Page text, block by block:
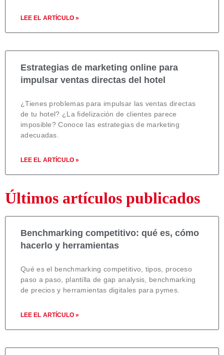
LEE EL ARTÍCULO »
Estrategias de marketing online para
impulsar ventas directas del hotel
¿Tienes problemas para impulsar las ventas directas
de tu hotel? ¿La fidelización de clientes parece
imposible? Conoce las estrategias de marketing
adecuadas.
LEE EL ARTÍCULO »
Últimos artículos publicados
Benchmarking competitivo: qué es, cómo
hacerlo y herramientas
Qué es el benchmarking competitivo, tipos, proceso
paso a paso, plantilla de gap analysis, benchmarking
de precios y herramientas digitales para pymes.
LEE EL ARTÍCULO »